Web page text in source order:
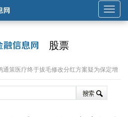
展
开
导
股票
通策医疗终于拔毛修改分红方案疑为保定增